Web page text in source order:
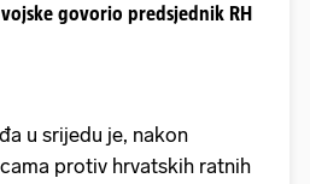
govorio predsjednik RH
u srijedu je, nakon
protiv hrvatskih ratnih